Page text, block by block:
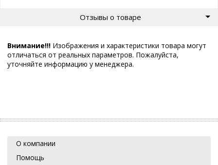
Отзывы о товаре
Внимание!!! Изображения и характеристики товара могут
отличаться от реальных параметров. Пожалуйста,
уточняйте информацию у менеджера.
О компании
Помощь